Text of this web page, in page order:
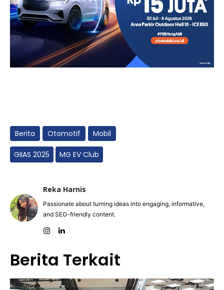
Berita Otomotif Mobil
GIIAS 2025 MG EV Club
Reka Harnis
Passionate about turning ideas into engaging, informative,
and SEO-friendly content.
Berita Terkait